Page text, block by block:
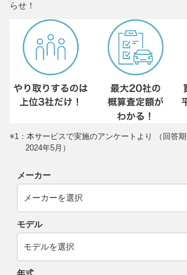
らせ！
※1：本サービスで実施のアンケートより （回答
2024年5月）
メーカー
モデル